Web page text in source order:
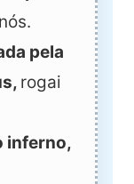
pela
rogai
inferno,